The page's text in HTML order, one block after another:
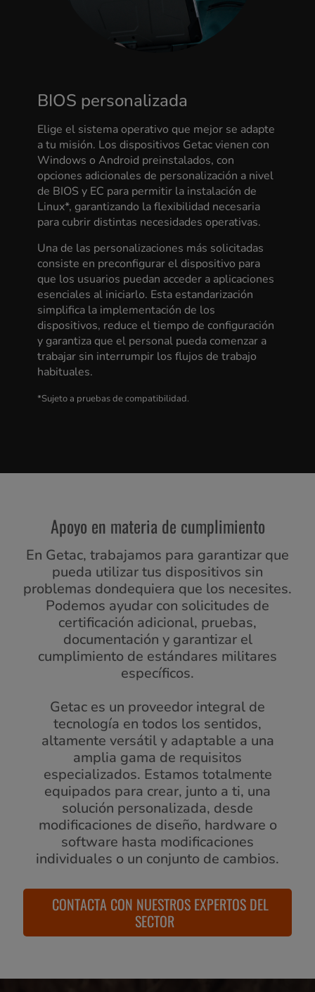
BIOS personalizada
Elige el sistema operativo que mejor se adapte
a tu misión. Los dispositivos Getac vienen con
Windows o Android preinstalados, con
opciones adicionales de personalización a nivel
de BIOS y EC para permitir la instalación de
Linux*, garantizando la flexibilidad necesaria
para cubrir distintas necesidades operativas.
Una de las personalizaciones más solicitadas
consiste en preconfigurar el dispositivo para
que los usuarios puedan acceder a aplicaciones
esenciales al iniciarlo. Esta estandarización
simplifica la implementación de los
dispositivos, reduce el tiempo de configuración
y garantiza que el personal pueda comenzar a
trabajar sin interrumpir los flujos de trabajo
habituales.
*Sujeto a pruebas de compatibilidad.
Apoyo en materia de cumplimiento
En Getac, trabajamos para garantizar que
pueda utilizar tus dispositivos sin
problemas dondequiera que los necesites.
Podemos ayudar con solicitudes de
certificación adicional, pruebas,
documentación y garantizar el
cumplimiento de estándares militares
específicos.
Getac es un proveedor integral de
tecnología en todos los sentidos,
altamente versátil y adaptable a una
amplia gama de requisitos
especializados. Estamos totalmente
equipados para crear, junto a ti, una
solución personalizada, desde
modificaciones de diseño, hardware o
software hasta modificaciones
individuales o un conjunto de cambios.
CONTACTA CON NUESTROS EXPERTOS DEL
SECTOR